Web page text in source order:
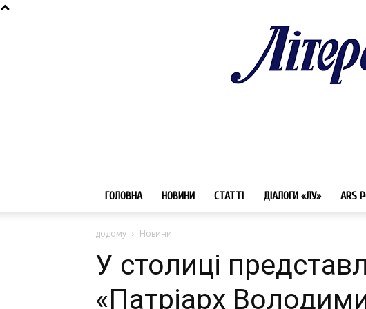
ГОЛОВНА НОВИНИ СТАТТІ ДІАЛОГИ «ЛУ» ARS
додому Новини
У столиці
«Патріарх